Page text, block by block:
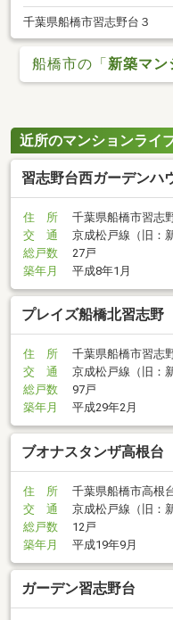
千葉県船橋市習志野台３
船橋市の「新築マン
近所のマンションライ
習志野台西ガーデンハ
住 所
千葉県船橋市習志
交 通
京成松戸線（旧：
総戸数
27戸
築年月
平成8年1月
プレイズ船橋北習志野
住 所
千葉県船橋市習志
交 通
京成松戸線（旧：
総戸数
97戸
築年月
平成29年2月
ブオナスタンザ高根台
住 所
千葉県船橋市高根
交 通
京成松戸線（旧：
総戸数
12戸
築年月
平成19年9月
ガーデン習志野台